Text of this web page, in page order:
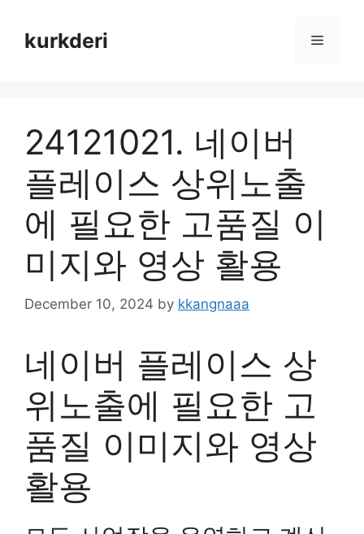
contentkurkderi Menu
24121021. 네이버
플레이스 상위노출
에 필요한 고품질 이
미지와 영상 활용
December 10, 2024 by kkangnaaa
네이버 플레이스 상
위노출에 필요한 고
품질 이미지와 영상
활용